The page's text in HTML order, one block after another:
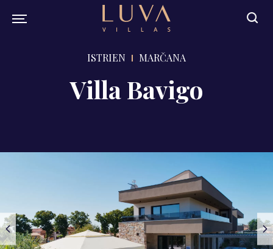
ISTRIEN MARČANA
Villa Bavigo